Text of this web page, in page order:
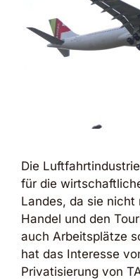
Die
für die
Landes, da sie nicht
Handel und den
auch Arbeitsplätze
hat das Interesse
Privatisierung von